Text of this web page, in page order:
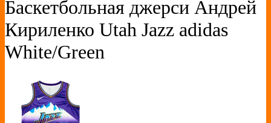
Баскетбольная джерси Андрей
Кириленко Utah Jazz adidas
White/Green